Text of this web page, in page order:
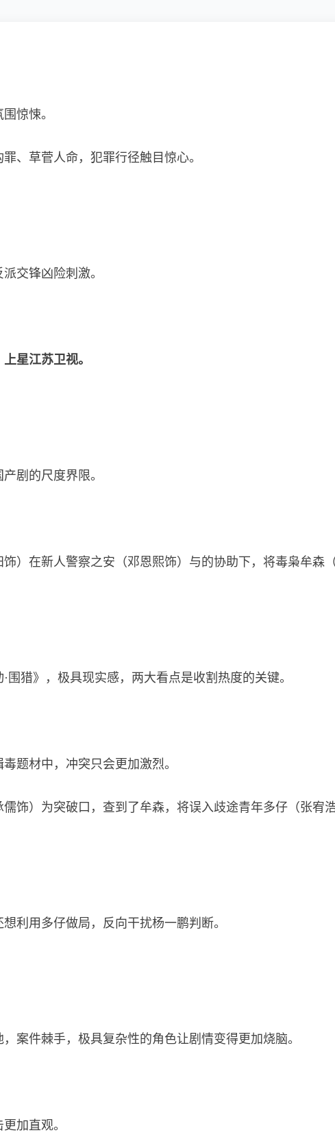
惊悚。
、草菅人命，犯罪行径触目惊心。
交锋凶险刺激。
星江苏卫视。
剧的尺度界限。
）在新人警察之安（邓恩熙饰）与的协助下，将毒枭牟森
猎》，极具现实感，两大看点是收割热度的关键。
题材中，冲突只会更加激烈。
饰）为突破口，查到了牟森，将误入歧途青年多仔（张宥
利用多仔做局，反向干扰杨一鹏判断。
案件棘手，极具复杂性的角色让剧情变得更加烧脑。
加直观。